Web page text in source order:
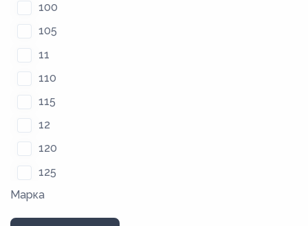
100
105
11
110
115
12
120
125
13
130
Марка